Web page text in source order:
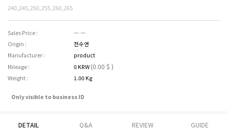
240,245,250,255,260,265
Sales Price :
― ―
Origin :
전수연
Manufacturer :
product
Mileage :
0 KRW (0.00 $ )
Weight : 1.00 Kg
Only visible to business ID
DETAIL Q&A REVIEW GUIDE